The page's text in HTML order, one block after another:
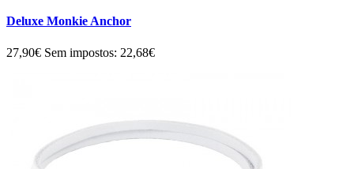
Deluxe Monkie Anchor
27,90€ Sem impostos: 22,68€